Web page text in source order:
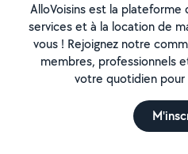
AlloVoisins est la
services et à la location de
vous ! Rejoignez notre
membres, professionnels
votre quotidien